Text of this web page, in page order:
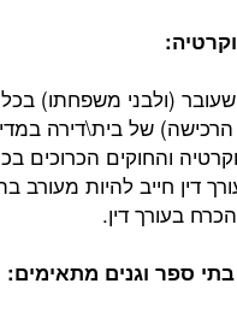
שעובר (ולבני משפחתו)
הרכישה) של בית\דירה
והחוקים הכרוכים
דין חייב להיות מעורב
בעורך דין.